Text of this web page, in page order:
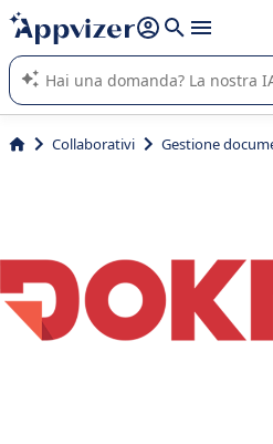
righe con
shift + enter
L'IA di Appvizer vi guida nell'utilizzo o
software SaaS per la vostra azienda.
Collaborativi Gestione